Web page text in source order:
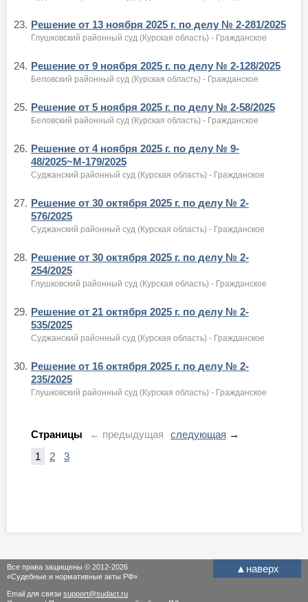
23. Решение от 13 ноября 2025 г. по делу № 2-281/2025
Глушковский районный суд (Курская область) - Гражданское
24. Решение от 9 ноября 2025 г. по делу № 2-128/2025
Беловский районный суд (Курская область) - Гражданское
25. Решение от 5 ноября 2025 г. по делу № 2-58/2025
Беловский районный суд (Курская область) - Гражданское
26. Решение от 4 ноября 2025 г. по делу № 9-
48/2025~М-179/2025
Суджанский районный суд (Курская область) - Гражданское
27. Решение от 30 октября 2025 г. по делу № 2-
576/2025
Суджанский районный суд (Курская область) - Гражданское
28. Решение от 30 октября 2025 г. по делу № 2-
254/2025
Глушковский районный суд (Курская область) - Гражданское
29. Решение от 21 октября 2025 г. по делу № 2-
535/2025
Суджанский районный суд (Курская область) - Гражданское
30. Решение от 16 октября 2025 г. по делу № 2-
235/2025
Глушковский районный суд (Курская область) - Гражданское
Страницы ← предыдущая следующая →
1
2 3
▲ наверх
Все права защищены © 2012-2026
«Судебные и нормативные акты РФ»
Email для связи support@sudact.ru